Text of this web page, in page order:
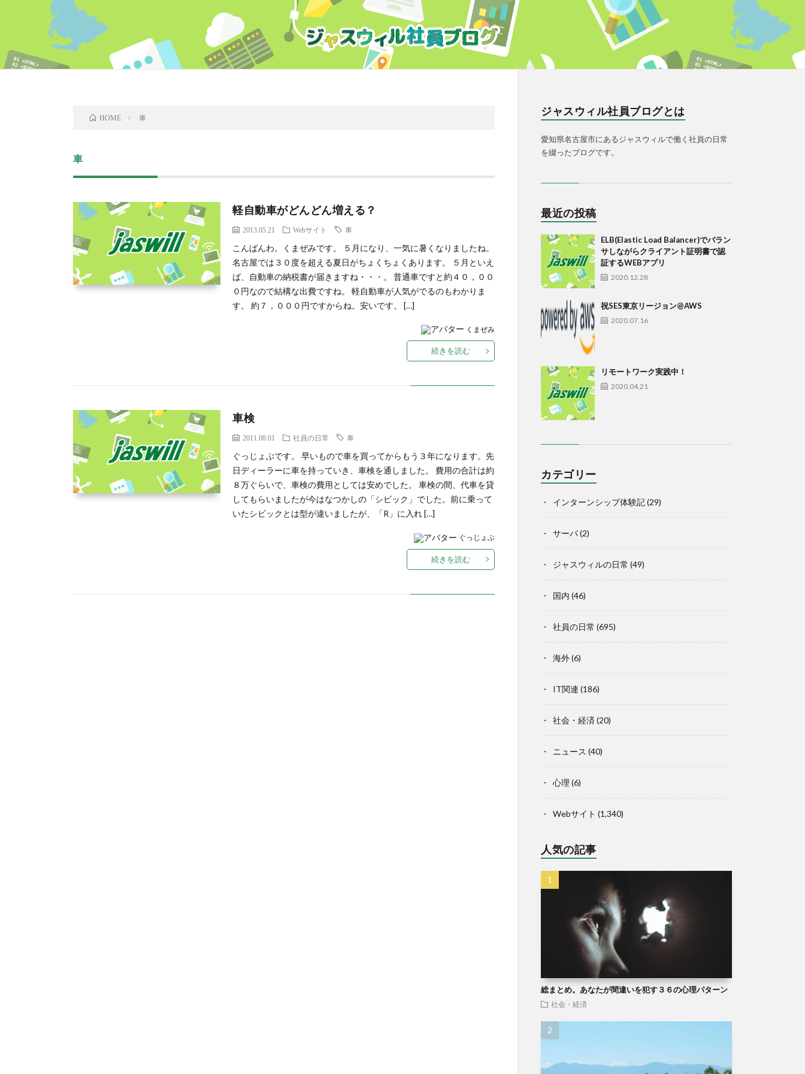
HOME 車
車
軽自動車がどんどん増える？
2013.05.21 Webサイト 車
こんばんわ。くまぜみです。 ５月になり、一気に暑くなりましたね。
名古屋では３０度を超える夏日がちょくちょくあります。 ５月といえ
ば、自動車の納税書が届きますね・・・。 普通車ですと約４０，００
０円なので結構な出費ですね。 軽自動車が人気がでるのもわかりま
す。 約７，０００円ですからね。安いです。 […]
くまぜみ
続きを読む
車検
2011.08.01 社員の日常 車
ぐっじょぶです。 早いもので車を買ってからもう３年になります。先
日ディーラーに車を持っていき、車検を通しました。 費用の合計は約
８万ぐらいで、車検の費用としては安めでした。 車検の間、代車を貸
してもらいましたが今はなつかしの「シビック」でした。前に乗って
いたシビックとは型が違いましたが、「R」に入れ […]
ぐっじょぶ
続きを読む
ジャスウィル社員ブログとは
愛知県名古屋市にあるジャスウィルで働く社員の日常
を綴ったブログです。
最近の投稿
ELB(Elastic Load Balancer)でバラン
サしながらクライアント証明書で認
証するWEBアプリ
2020.12.28
祝SES東京リージョン@AWS
2020.07.16
リモートワーク実践中！
2020.04.21
カテゴリー
インターンシップ体験記(29)
サーバ(2)
ジャスウィルの日常 (49)
国内 (46)
社員の日常 (695)
海外(6)
IT関連 (186)
社会・経済(20)
ニュース (40)
心理 (6)
Webサイト (1,340)
人気の記事
総まとめ。あなたが間違いを犯す３６の心理パターン
社会・経済